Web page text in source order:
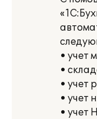
• учет
•
• учет
• учет
• учет